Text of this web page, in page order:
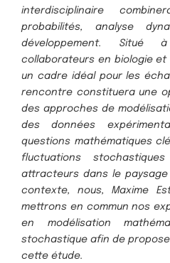
interdisciplinaire
probabilités, analyse
développement.
collaborateurs en biologie et
un cadre idéal pour les
rencontre constituera une
des approches de
des données
questions mathématiques
fluctuations
attracteurs dans le
contexte, nous, Maxime
mettrons en commun nos
en modélisation
stochastique afin de
cette étude.